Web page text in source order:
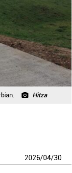
Hitza
2026/04/30